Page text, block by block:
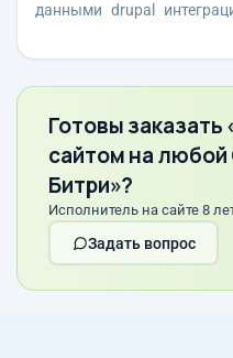
данными drupal
Готовы заказать
сайтом на любой
Битри»?
Исполнитель на сайте 8
Задать вопрос